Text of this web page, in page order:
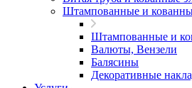
Штампованные и
Штампованные и
Валюты, Вензели
Балясины
Декоративные